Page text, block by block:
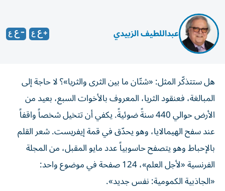
عبداللطيف الزبيدي
هل ستتذكّر المثل: «شتّان ما بين الثرى والثريا»؟ لا حاجة إلى
المبالغة، فعنقود الثريا، المعروف بالأخوات السبع، بعيد من
الأرض حوالي 440 سنةً ضوئيةً. يكفي أن تتخيل شخصاً واقفاً
عند سفح الهيمالايا، وهو يحدّق في قمة إيفريست. شعر القلم
بالإحباط وهو يتصفح حاسوبياً عدد مايو المقبل، من المجلة
الفرنسية «لأجل العلم»، 124 صفحة في موضوع واحد:
«الجاذبية الكمومية: نفس جديد».